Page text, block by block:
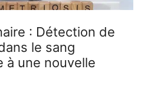
: Détection de
le sang
à une nouvelle